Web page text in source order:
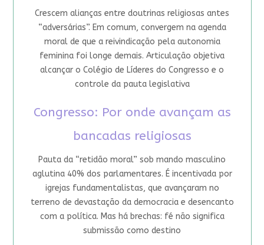
Crescem alianças entre doutrinas religiosas antes
“adversárias”. Em comum, convergem na agenda
moral de que a reivindicação pela autonomia
feminina foi longe demais. Articulação objetiva
alcançar o Colégio de Líderes do Congresso e o
controle da pauta legislativa
Congresso: Por onde avançam as
bancadas religiosas
Pauta da “retidão moral” sob mando masculino
aglutina 40% dos parlamentares. É incentivada por
igrejas fundamentalistas, que avançaram no
terreno de devastação da democracia e desencanto
com a política. Mas há brechas: fé não significa
submissão como destino